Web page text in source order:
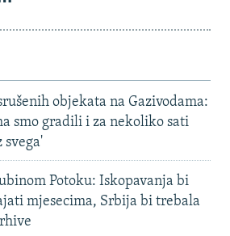
objekata na Gazivodama:
smo gradili i za nekoliko sati
svega'
Potoku: Iskopavanja bi
mjesecima, Srbija bi trebala